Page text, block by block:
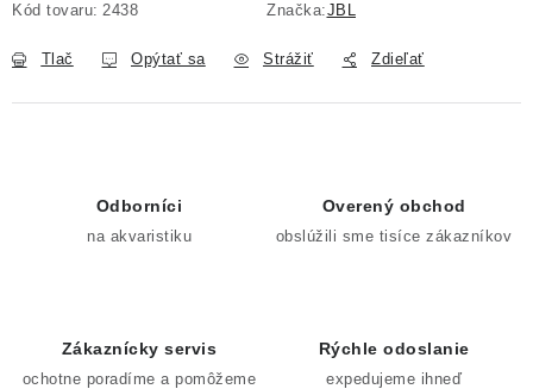
Kód tovaru: 2438 Značka:JBL
Tlač Opýtať sa Strážiť Zdieľať
Odborníci
na akvaristiku
Overený obchod
obslúžili sme tisíce zákazníkov
Zákaznícky servis
ochotne poradíme a pomôžeme
Rýchle odoslanie
expedujeme ihneď